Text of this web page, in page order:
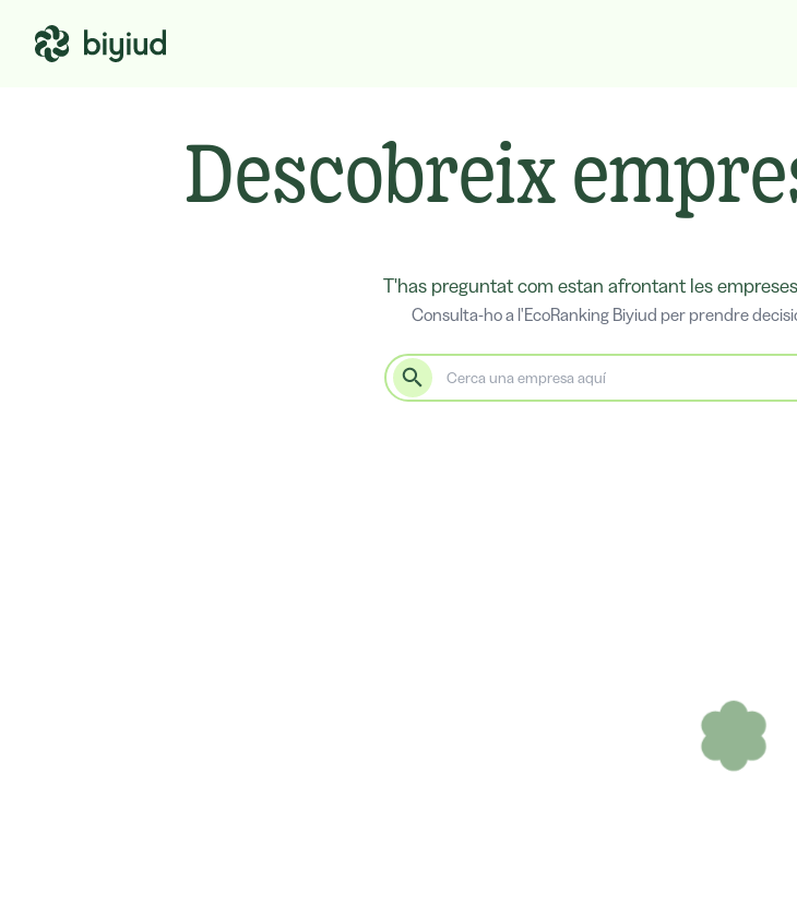
Descobreix
T'has preguntat com estan afrontant les
Consulta-ho a l'EcoRanking Biyiud per prendre